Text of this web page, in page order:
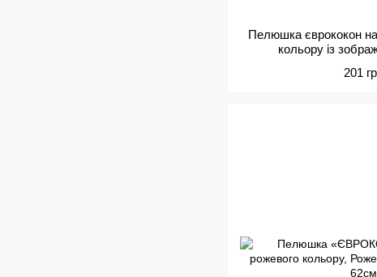
Пелюшка єврококон
кольору із
201